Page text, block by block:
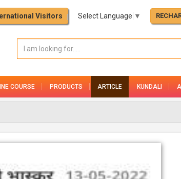
Visitors Select Language ▼
COURSE PRODUCTS ARTICLE KUNDALI